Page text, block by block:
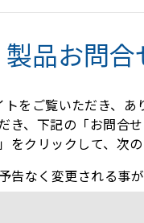
製品お問合
をご覧いただき、あ
、下記の「お問合
をクリックして、次
告なく変更される事が